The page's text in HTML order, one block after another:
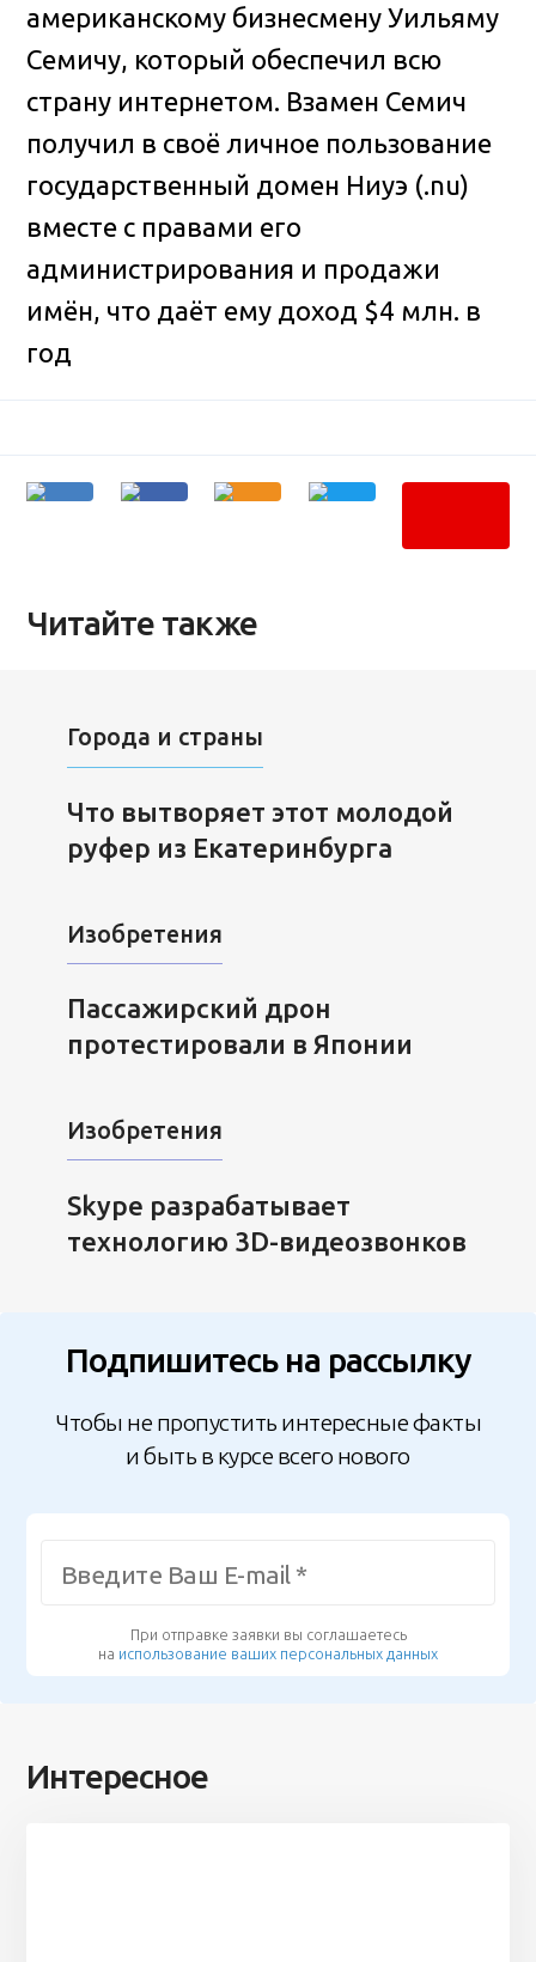
американскому бизнесмену Уильяму
Семичу, который обеспечил всю
страну интернетом. Взамен Семич
получил в своё личное пользование
государственный домен Ниуэ (.nu)
вместе с правами его
администрирования и продажи
имён, что даёт ему доход $4 млн. в
год
Читайте также
Города и страны
Что вытворяет этот молодой
руфер из Екатеринбурга
Изобретения
Пассажирский дрон
протестировали в Японии
Изобретения
Skype разрабатывает
технологию 3D-видеозвонков
Подпишитесь на рассылку
Чтобы не пропустить интересные факты
и быть в курсе всего нового
При отправке заявки вы соглашаетесь
на использование ваших персональных данных
Интересное